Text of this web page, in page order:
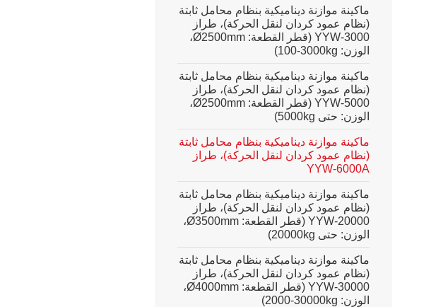
ماكينة موازنة ديناميكية بنظام محامل ثابتة
(نظام عمود كردان لنقل الحركة)، طراز
YYW-3000 (قطر القطعة: Ø2500mm،
الوزن: 100-3000kg
)
ماكينة موازنة ديناميكية بنظام محامل ثابتة
(نظام عمود كردان لنقل الحركة)، طراز
YYW-5000 (قطر القطعة: Ø2500mm،
الوزن: حتى 5000kg)
ماكينة موازنة ديناميكية بنظام محامل ثابتة
(نظام عمود كردان لنقل الحركة)، طراز
YYW-6000A
ماكينة موازنة ديناميكية بنظام محامل ثابتة
(نظام عمود كردان لنقل الحركة)، طراز
YYW-20000 (قطر القطعة: Ø3500mm،
الوزن: حتى 20000kg)
ماكينة موازنة ديناميكية بنظام محامل ثابتة
(نظام عمود كردان لنقل الحركة)، طراز
YYW-30000 (قطر القطعة: Ø4000mm،
الوزن: 2000-30000kg
)